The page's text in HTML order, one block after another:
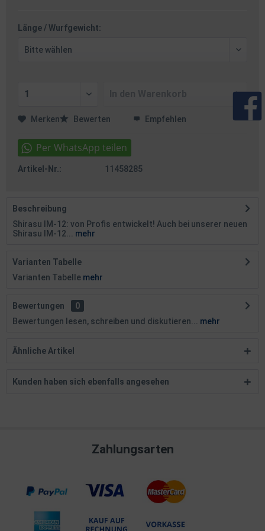
Länge / Wurfgewicht:
Merken Bewerten Empfehlen
Artikel-Nr.: 11458285
Beschreibung
Shirasu IM-12: von Profis entwickelt! Auch bei unserer neuen
Shirasu IM-12...
mehr
Varianten Tabelle
Varianten Tabelle mehr
Bewertungen
0
Bewertungen lesen, schreiben und diskutieren...
mehr
Ähnliche Artikel
Kunden haben sich ebenfalls angesehen
Zahlungsarten